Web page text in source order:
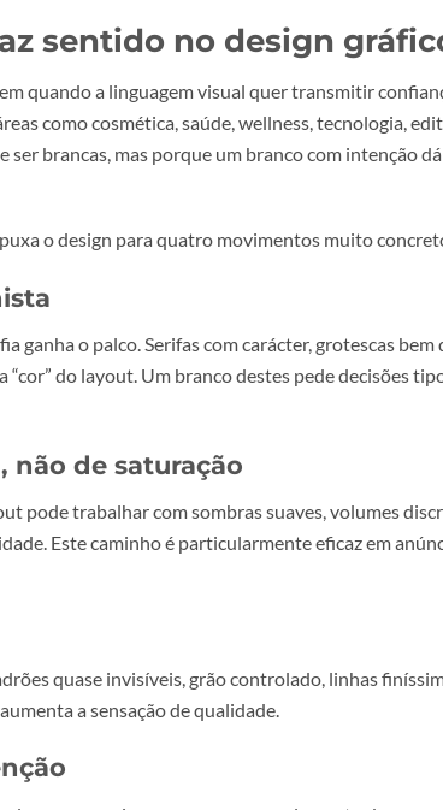
que branco é
de uma marca com a mesma força com
sofisticação não vem da saturação, mas do
quando o fundo é claro e limpo, tudo o
O branco expõe. E isso é uma
faz sentido no design
bem quando a linguagem visual quer
em áreas como cosmética, saúde, wellness,
puxa o design para quatro movimentos
ganha o palco. Serifas com carácter,
ser a “cor” do layout. Um branco destes
não de saturação